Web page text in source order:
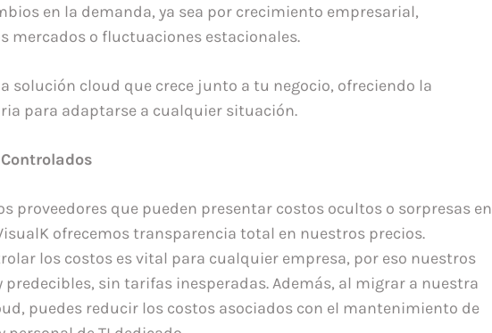
en la demanda, ya sea por crecimiento empresarial,
mercados o fluctuaciones estacionales.
solución cloud que crece junto a tu negocio, ofreciendo la
para adaptarse a cualquier situación.
proveedores que pueden presentar costos ocultos o sorpresas en
ofrecemos transparencia total en nuestros precios.
los costos es vital para cualquier empresa, por eso nuestros
predecibles, sin tarifas inesperadas. Además, al migrar a nuestra
puedes reducir los costos asociados con el mantenimiento de